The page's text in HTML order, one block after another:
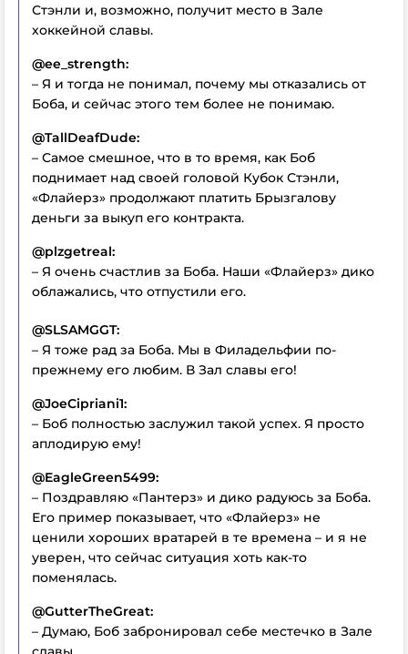
Стэнли и, возможно, получит место в Зале
хоккейной славы.
@ee_strength:
– Я и тогда не понимал, почему мы отказались от
Боба, и сейчас этого тем более не понимаю.
@TallDeafDude:
– Самое смешное, что в то время, как Боб
поднимает над своей головой Кубок Стэнли,
«Флайерз» продолжают платить Брызгалову
деньги за выкуп его контракта.
@plzgetreal:
– Я очень счастлив за Боба. Наши «Флайерз» дико
облажались, что отпустили его.
@SLSAMGGT:
– Я тоже рад за Боба. Мы в Филадельфии по-
прежнему его любим. В Зал славы его!
@JoeCipriani1:
– Боб полностью заслужил такой успех. Я просто
аплодирую ему!
@EagleGreen5499:
– Поздравляю «Пантерз» и дико радуюсь за Боба.
Его пример показывает, что «Флайерз» не
ценили хороших вратарей в те времена – и я не
уверен, что сейчас ситуация хоть как-то
поменялась.
@GutterTheGreat:
– Думаю, Боб забронировал себе местечко в Зале